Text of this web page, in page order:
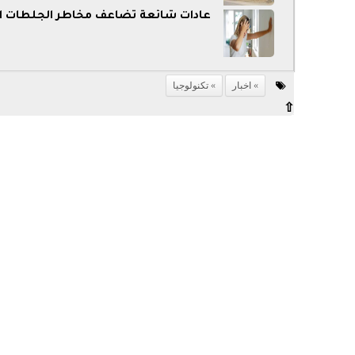
عادات شائعة تضاعف مخاطر الجلطات
اخبار تكنولوجيا
⇧